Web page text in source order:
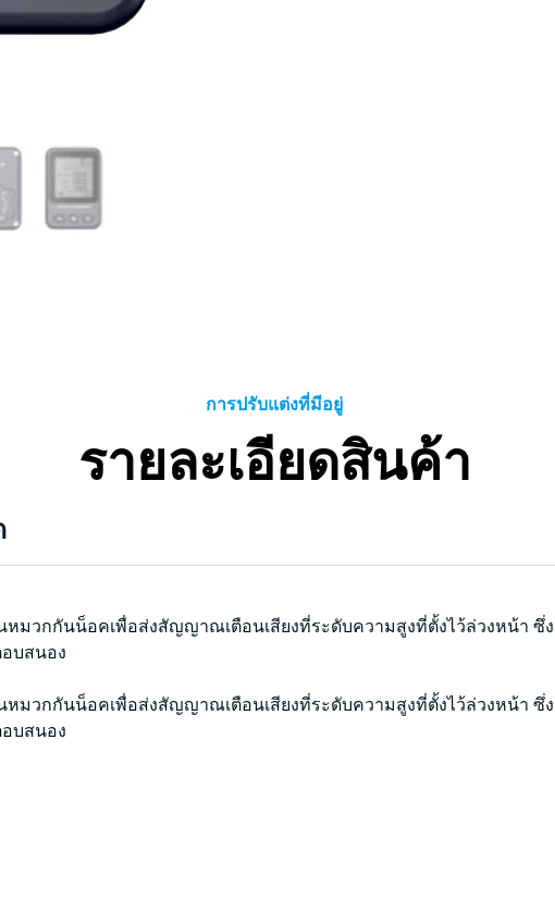
การปรับแต่งที่มีอยู่
รายละเอียดสินค้า
หมวกกันน็อคเพื่อส่งสัญญาณเตือนเสียงที่ระดับความสูงที่ตั้งไว้ล่วงหน้า ซึ่
บสนอง
หมวกกันน็อคเพื่อส่งสัญญาณเตือนเสียงที่ระดับความสูงที่ตั้งไว้ล่วงหน้า ซึ่
บสนอง